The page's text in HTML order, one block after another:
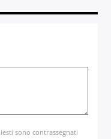
sono contrassegnati